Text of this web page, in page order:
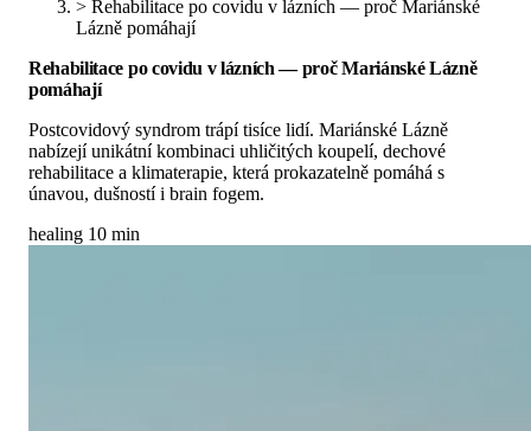
> Rehabilitace po covidu v lázních — proč Mariánské
Lázně pomáhají
Rehabilitace po covidu v lázních — proč Mariánské Lázně
pomáhají
Postcovidový syndrom trápí tisíce lidí. Mariánské Lázně
nabízejí unikátní kombinaci uhličitých koupelí, dechové
rehabilitace a klimaterapie, která prokazatelně pomáhá s
únavou, dušností i brain fogem.
healing 10 min